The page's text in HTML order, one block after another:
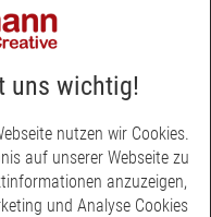
mit Ihrer
Weihnachtsdekoration
das gewisse Extra zu
und -gestecke. Jeder
zum Detail gefertigt.
sie auch der perfekte
Dekohänger
Zuhause.
uns wichtig!
nutzen wir Cookies.
auf unserer Webseite zu
anzuzeigen,
und Analyse Cookies